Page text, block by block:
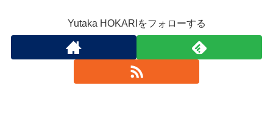
Yutaka HOKARIをフォローする